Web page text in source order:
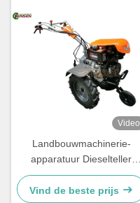
Video
Landbouwmachinerie-
apparatuur Dieselteller
Tweewieler-teller 7 pk
Handtractor
Vind de beste prijs